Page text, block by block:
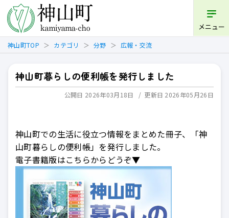
メニュー
神山町TOP カテゴリ 分野 広報・交流
神山町暮らしの便利帳を発行しました
公開日 2026年03月18日 更新日 2026年05月26日
神山町での生活に役立つ情報をまとめた冊子、「神
山町暮らしの便利帳」を発行しました。
電子書籍版はこちらからどうぞ▼